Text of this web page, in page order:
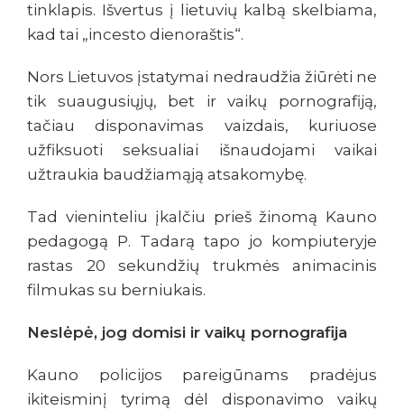
tinklapis. Išvertus į lietuvių kalbą skelbiama,
kad tai „incesto dienoraštis“.
Nors Lietuvos įstatymai nedraudžia žiūrėti ne
tik suaugusiųjų, bet ir vaikų pornografiją,
tačiau disponavimas vaizdais, kuriuose
užfiksuoti seksualiai išnaudojami vaikai
užtraukia baudžiamąją atsakomybę.
Tad vieninteliu įkalčiu prieš žinomą Kauno
pedagogą P. Tadarą tapo jo kompiuteryje
rastas 20 sekundžių trukmės animacinis
filmukas su berniukais.
Neslėpė, jog domisi ir vaikų pornografija
Kauno policijos pareigūnams pradėjus
ikiteisminį tyrimą dėl disponavimo vaikų